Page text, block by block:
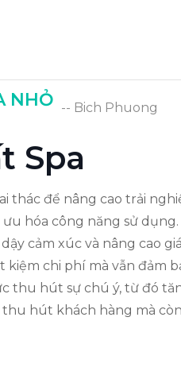
NHỎ -- Bich Phuong
Spa
thác để nâng cao trải
hóa công năng sử
cảm xúc và nâng cao
chi phí mà vẫn đảm
thu hút sự chú ý, từ đó
hút khách hàng mà